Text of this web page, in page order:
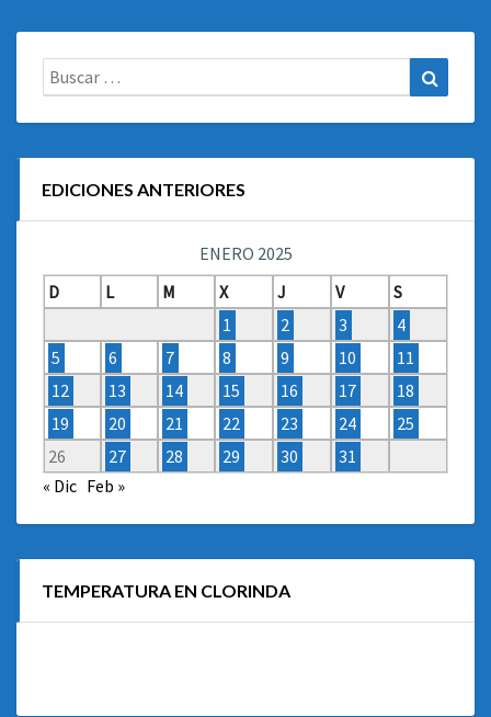
Buscar:
EDICIONES ANTERIORES
ENERO 2025
D
L M X J V
S
1
2 3
4
5
6 7 8 9 10
11
12
13 14 15 16 17
18
19
20 21 22 23 24
25
26
27 28 29 30
31
« Dic Feb »
TEMPERATURA EN CLORINDA